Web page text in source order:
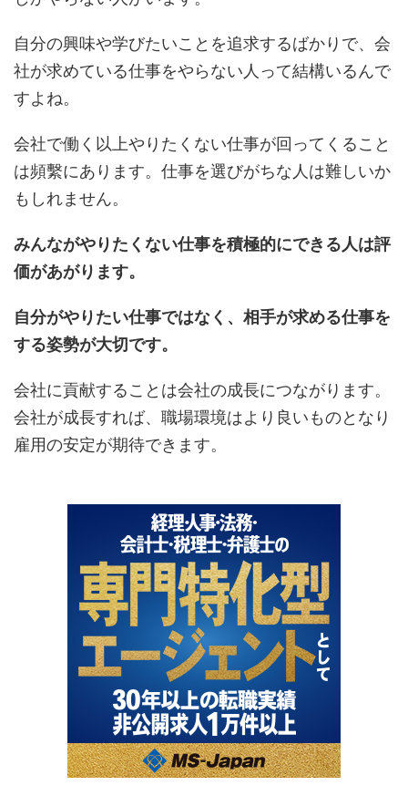
自分の興味や学びたいことを追求するばかりで、会
社が求めている仕事をやらない人って結構いるんで
すよね。
会社で働く以上やりたくない仕事が回ってくること
は頻繫にあります。仕事を選びがちな人は難しいか
もしれません。
みんながやりたくない仕事を積極的にできる人は評
価があがります。
自分がやりたい仕事ではなく、相手が求める仕事を
する姿勢が大切です。
会社に貢献することは会社の成長につながります。
会社が成長すれば、職場環境はより良いものとなり
雇用の安定が期待できます。